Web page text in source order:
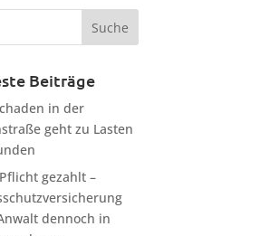
Beiträge
in der
geht zu Lasten
gezahlt –
dennoch in